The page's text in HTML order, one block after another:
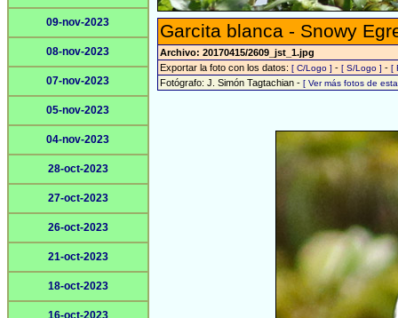
09-nov-2023
08-nov-2023
07-nov-2023
05-nov-2023
04-nov-2023
28-oct-2023
27-oct-2023
26-oct-2023
21-oct-2023
18-oct-2023
16-oct-2023
Garcita blanca - Snowy
Archivo: 20170415/2609_jst_1.jpg
Exportar la foto con los datos: [ C/Logo ] - [ S/Logo ] - [
Fotógrafo: J. Simón Tagtachian - [ Ver más fotos de